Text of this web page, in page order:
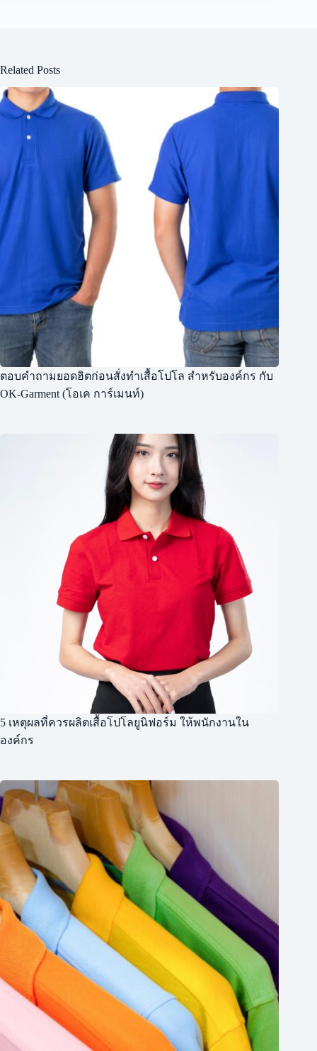
Related Posts
ตอบคำถามยอดฮิตก่อนสั่งทำเสื้อโปโล สำหรับองค์กร กับ
OK-Garment (โอเค การ์เมนท์)
5 เหตุผลที่ควรผลิตเสื้อโปโลยูนิฟอร์ม ให้พนักงานใน
องค์กร